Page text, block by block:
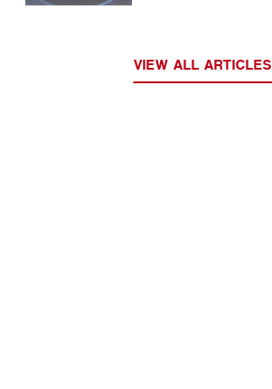
VIEW ALL ARTICLES